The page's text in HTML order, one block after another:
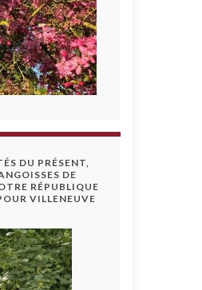
DU PRÉSENT,
DE
RÉPUBLIQUE
VILLENEUVE